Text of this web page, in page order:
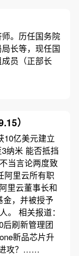
。历任国务院
长等，现任国
员（正部长
）
10亿美元建立
纳米 能否抵挡
当言论两度致
阿里云所有职
里云董事长和
金，并被授予
。 相关报道：
后刷新管理团
新品芯片升
进攻？……